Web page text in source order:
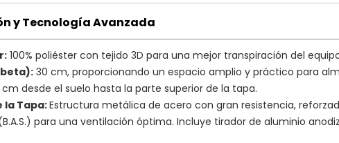
y Tecnología Avanzada
100% poliéster con tejido 3D para una mejor transpiración del
30 cm, proporcionando un espacio amplio y práctico para
desde el suelo hasta la parte superior de la tapa.
la Tapa:Estructura metálica de acero con gran resistencia,
para una ventilación óptima. Incluye tirador de aluminio